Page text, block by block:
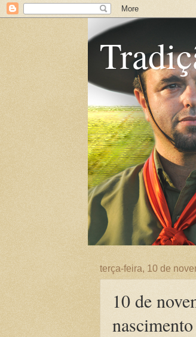
terça-feira, 10 de
10 de